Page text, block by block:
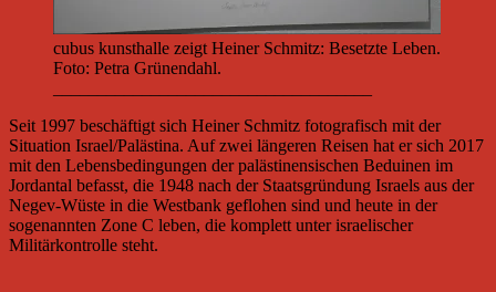
cubus kunsthalle zeigt Heiner Schmitz: Besetzte Leben.
Foto: Petra Grünendahl.
Seit 1997 beschäftigt sich Heiner Schmitz fotografisch mit der
Situation Israel/Palästina. Auf zwei längeren Reisen hat er sich 2017
mit den Lebensbedingungen der palästinensischen Beduinen im
Jordantal befasst, die 1948 nach der Staatsgründung Israels aus der
Negev-Wüste in die Westbank geflohen sind und heute in der
sogenannten Zone C leben, die komplett unter israelischer
Militärkontrolle steht.